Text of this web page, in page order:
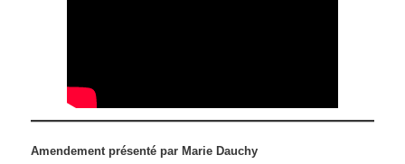
Amendement présenté par Marie Dauchy